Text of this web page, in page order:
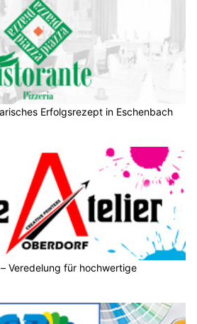
Erfolgsrezept in Eschenbach
Veredelung für hochwertige